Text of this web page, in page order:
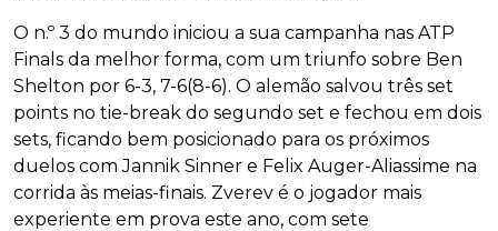
O n.º 3 do mundo iniciou a sua campanha nas ATP
Finals da melhor forma, com um triunfo sobre Ben
Shelton por 6-3, 7-6(8-6). O alemão salvou três set
points no tie-break do segundo set e fechou em dois
sets, ficando bem posicionado para os próximos
duelos com Jannik Sinner e Felix Auger-Aliassime na
corrida às meias-finais. Zverev é o jogador mais
experiente em prova este ano, com sete